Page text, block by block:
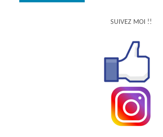
SUIVEZ MOI !!